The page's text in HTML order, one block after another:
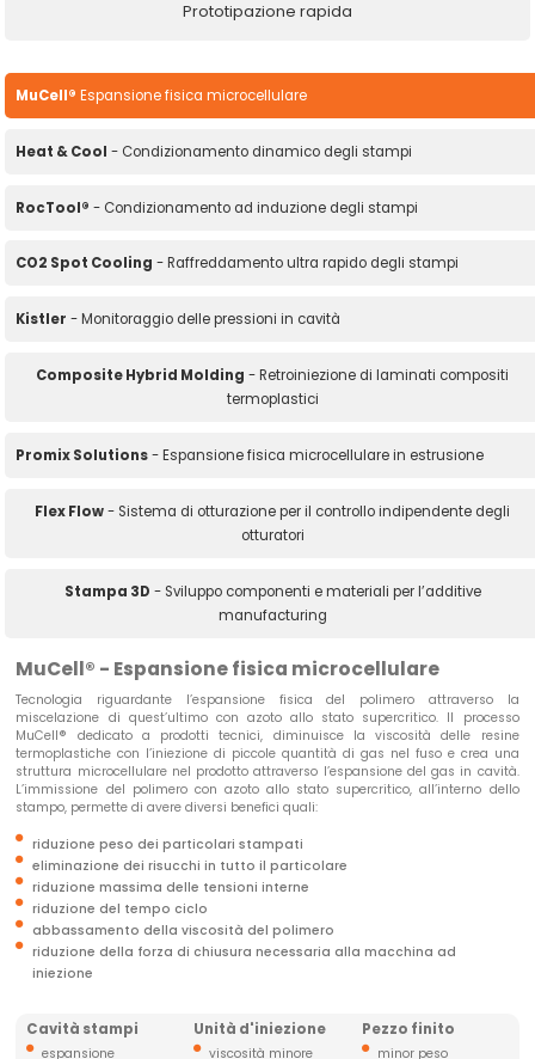
Prototipazione rapida
MuCell® Espansione fisica microcellulare
Heat & Cool - Condizionamento dinamico degli stampi
RocTool® - Condizionamento ad induzione degli stampi
CO2 Spot Cooling - Raffreddamento ultra rapido degli stampi
Kistler - Monitoraggio delle pressioni in cavità
Composite Hybrid Molding - Retroiniezione di laminati compositi
termoplastici
Promix Solutions- Espansione fisica microcellulare in estrusione
Flex Flow- Sistema di otturazione per il controllo indipendente degli
otturatori
Stampa 3D - Sviluppo componenti e materiali per l’additive
manufacturing
MuCell® - Espansione fisica microcellulare
Tecnologia riguardante l’espansione fisica del polimero attraverso la
miscelazione di quest’ultimo con azoto allo stato supercritico. Il processo
MuCell® dedicato a prodotti tecnici, diminuisce la viscosità delle resine
termoplastiche con l’iniezione di piccole quantità di gas nel fuso e crea una
struttura microcellulare nel prodotto attraverso l’espansione del gas in cavità.
L’immissione del polimero con azoto allo stato supercritico, all’interno dello
stampo, permette di avere diversi benefici quali:
riduzione peso dei particolari stampati
eliminazione dei risucchi in tutto il particolare
riduzione massima delle tensioni interne
riduzione del tempo ciclo
abbassamento della viscosità del polimero
riduzione della forza di chiusura necessaria alla macchina ad
iniezione
Cavità stampi
espansione
Unità d'iniezione
viscosità minore
Pezzo finito
minor peso